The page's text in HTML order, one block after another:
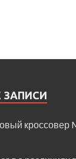
ЗАПИСИ
кроссовер